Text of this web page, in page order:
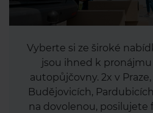
Vyberte si ze široké
jsou ihned k
autopůjčovny. 2x v
Budějovicích,
na dovolenou,